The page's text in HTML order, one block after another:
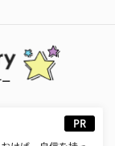
ー
PR